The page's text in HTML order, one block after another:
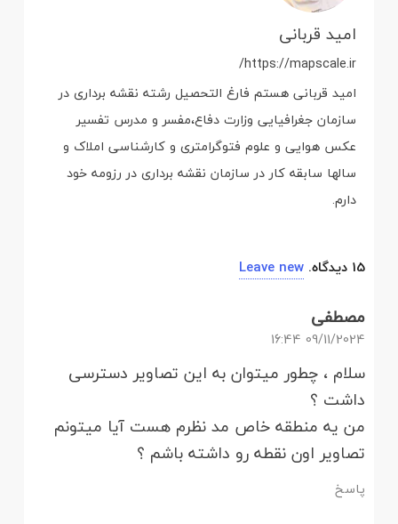
امید قربانی
https://mapscale.ir/
امید قربانی هستم فارغ التحصیل رشته نقشه برداری در
سازمان جغرافیایی وزارت دفاع،مفسر و مدرس تفسیر
عکس هوایی و علوم فتوگرامتری و کارشناسی املاک و
سالها سابقه کار در سازمان نقشه برداری در رزومه خود
دارم.
15 دیدگاه.
Leave new
مصطفی
09/11/2024 16:44
سلام ، چطور میتوان به این تصاویر دسترسی
داشت ؟
من یه منطقه خاص مد نظرم هست آیا میتونم
تصاویر اون نقطه رو داشته باشم ؟
پاسخ